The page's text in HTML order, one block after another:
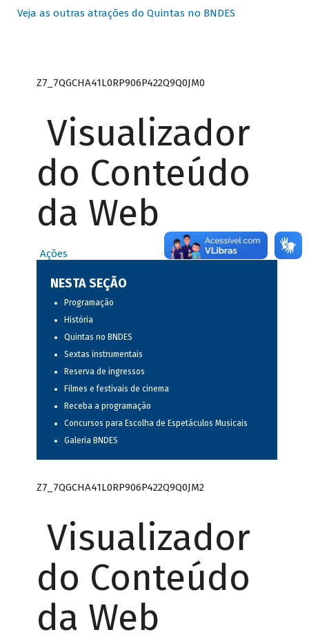
Veja as outras atrações do Quintas no BNDES
Z7_7QGCHA41L0RP906P422Q9Q0JM0
Visualizador
do Conteúdo
da Web
Ações
NESTA SEÇÃO
Programação
História
Quintas no BNDES
Sextas instrumentais
Reserva de ingressos
Filmes e festivais de cinema
Receba a programação
Concursos para Escolha de Espetáculos Musicais
Galeria BNDES
Z7_7QGCHA41L0RP906P422Q9Q0JM2
Visualizador
do Conteúdo
da Web